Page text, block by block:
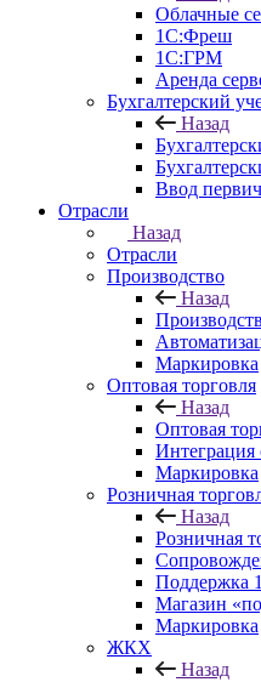
Облачные
1С:Фреш
1С:ГРМ
Аренда
Бухгалтерский
Назад
Ввод
Отрасли
Назад
Отрасли
Производство
Назад
Маркировка
Оптовая торговля
Назад
Оптовая
Интеграция
Маркировка
Розничная
Назад
Розничная
Поддержка
Магазин
Маркировка
ЖКХ
Назад